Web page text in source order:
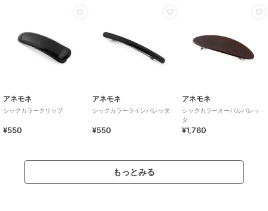
アネモネ
シックカラークリップ
¥550
アネモネ
シックカラーラインバレッタ
¥550
アネモネ
シックカラーオーバルバレッ
タ
¥1,760
もっとみる